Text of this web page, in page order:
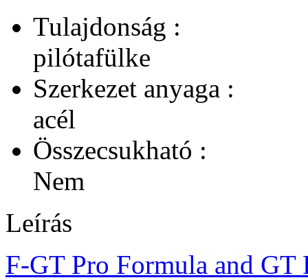
Tulajdonság :
pilótafülke
Szerkezet anyaga :
acél
Összecsukható :
Nem
Leírás
F-GT Pro Formula and GT